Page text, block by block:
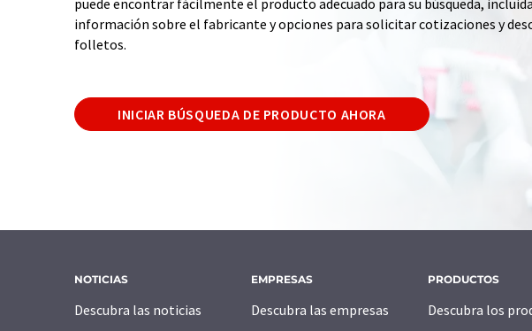
puede encontrar fácilmente el producto adecuado para su búsqueda, incluida
información sobre el fabricante y opciones para solicitar cotizaciones y
folletos.
INICIAR BÚSQUEDA DE PRODUCTO AHORA
NOTICIAS
Descubra las noticias
EMPRESAS
Descubra las empresas
PRODUCTOS
Descubra los